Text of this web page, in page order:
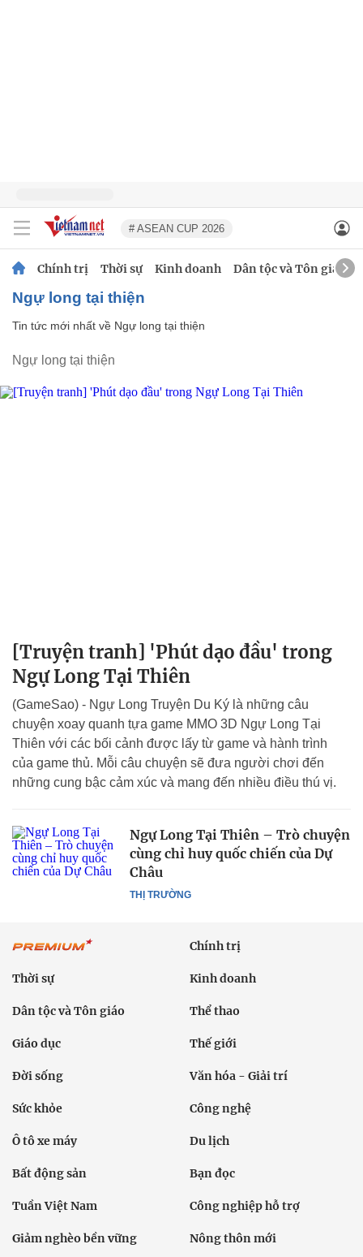
# ASEAN CUP 2026
Chính trị Thời sự Kinh doanh Dân tộc và Tôn giáo
Ngự long tại thiện
Tin tức mới nhất về Ngự long tại thiện
Ngự long tại thiện
[Truyện tranh] 'Phút dạo đầu' trong
Ngự Long Tại Thiên
(GameSao) - Ngự Long Truyện Du Ký là những câu
chuyện xoay quanh tựa game MMO 3D Ngự Long Tại
Thiên với các bối cảnh được lấy từ game và hành trình
của game thủ. Mỗi câu chuyện sẽ đưa người chơi đến
những cung bậc cảm xúc và mang đến nhiều điều thú vị.
THỊ TRƯỜNG
Ngự Long Tại Thiên – Trò chuyện
cùng chỉ huy quốc chiến của Dự
Châu
Chính trị
Thời sự Kinh doanh
Dân tộc và Tôn giáo Thể thao
Giáo dục Thế giới
Đời sống Văn hóa - Giải trí
Sức khỏe Công nghệ
Ô tô xe máy Du lịch
Bất động sản Bạn đọc
Tuần Việt Nam Công nghiệp hỗ trợ
Giảm nghèo bền vững Nông thôn mới